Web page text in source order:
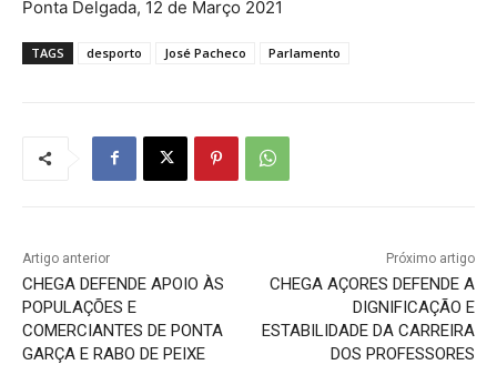
Ponta Delgada, 12 de Março 2021
TAGS desporto José Pacheco Parlamento
Artigo anterior
CHEGA DEFENDE APOIO ÀS
POPULAÇÕES E
COMERCIANTES DE PONTA
GARÇA E RABO DE PEIXE
Próximo artigo
CHEGA AÇORES DEFENDE A
DIGNIFICAÇÃO E
ESTABILIDADE DA CARREIRA
DOS PROFESSORES